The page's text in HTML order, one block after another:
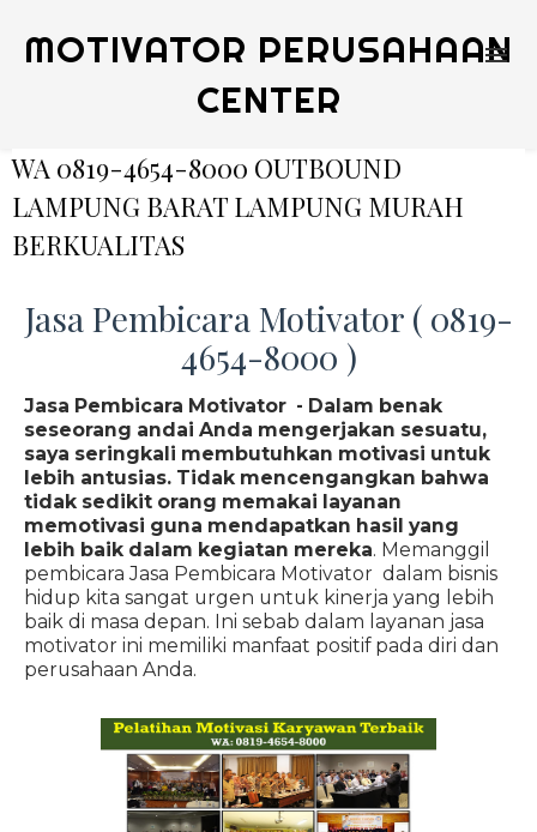
MOTIVATOR PERUSAHAAN
CENTER
WA 0819-4654-8000 OUTBOUND
LAMPUNG BARAT LAMPUNG MURAH
BERKUALITAS
Jasa Pembicara Motivator ( 0819-
4654-8000 )
Jasa Pembicara Motivator - Dalam benak
seseorang andai Anda mengerjakan sesuatu,
saya seringkali membutuhkan motivasi untuk
lebih antusias. Tidak mencengangkan bahwa
tidak sedikit orang memakai layanan
memotivasi guna mendapatkan hasil yang
lebih baik dalam kegiatan mereka. Memanggil
pembicara Jasa Pembicara Motivator dalam bisnis
hidup kita sangat urgen untuk kinerja yang lebih
baik di masa depan. Ini sebab dalam layanan jasa
motivator ini memiliki manfaat positif pada diri dan
perusahaan Anda.